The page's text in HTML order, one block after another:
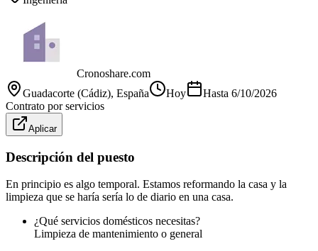
Cronoshare.com
Guadacorte (Cádiz), España Hoy Hasta 6/10/2026
Contrato por servicios
Aplicar
Descripción del puesto
En principio es algo temporal. Estamos reformando la casa y la
limpieza que se haría sería lo de diario en una casa.
¿Qué servicios domésticos necesitas?
Limpieza de mantenimiento o general